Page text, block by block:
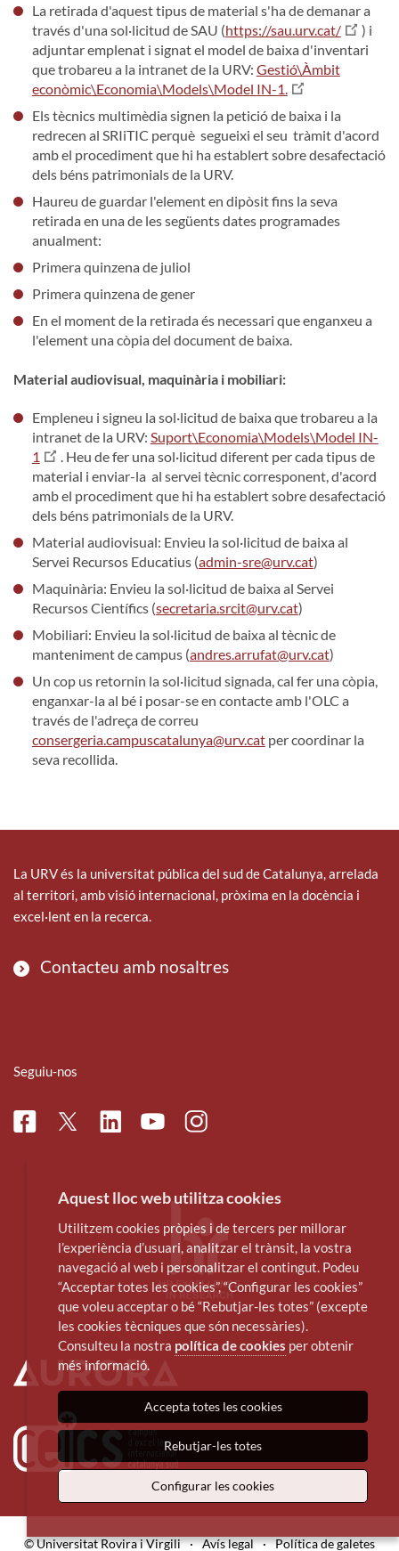
La retirada d'aquest tipus de material s'ha de demanar a
través d'una sol·licitud de SAU (https://sau.urv.cat/
) i
adjuntar emplenat i signat el model de baixa d'inventari
que trobareu a la intranet de la URV: Gestió\Àmbit
econòmic\Economia\Models\Model IN-1.
Els tècnics multimèdia signen la petició de baixa i la
redrecen al SRIiTIC perquè segueixi el seu tràmit d'acord
amb el procediment que hi ha establert sobre desafectació
dels béns patrimonials de la URV.
Haureu de guardar l'element en dipòsit fins la seva
retirada en una de les següents dates programades
anualment:
Primera quinzena de juliol
Primera quinzena de gener
En el moment de la retirada és necessari que enganxeu a
l'element una còpia del document de baixa.
Material audiovisual, maquinària i mobiliari:
Empleneu i signeu la sol·licitud de baixa que trobareu a la
intranet de la URV: Suport\Economia\Models\Model IN-
1
. Heu de fer una sol·licitud diferent per cada tipus de
material i enviar-la al servei tècnic corresponent, d'acord
amb el procediment que hi ha establert sobre desafectació
dels béns patrimonials de la URV.
Material audiovisual: Envieu la sol·licitud de baixa al
Servei Recursos Educatius (admin-sre@urv.cat)
Maquinària: Envieu la sol·licitud de baixa al Servei
Recursos Científics (secretaria.srcit@urv.cat)
Mobiliari: Envieu la sol·licitud de baixa al tècnic de
manteniment de campus (andres.arrufat@urv.cat)
Un cop us retornin la sol·licitud signada, cal fer una còpia,
enganxar-la al bé i posar-se en contacte amb l'OLC a
través de l'adreça de correu
consergeria.campuscatalunya@urv.catper coordinar la
seva recollida.
La URV és la universitat pública del sud de Catalunya, arrelada
al territori, amb visió internacional, pròxima en la docència i
excel·lent en la recerca.
Contacteu amb nosaltres
Seguiu-nos
FacebookTwitterLinkedinYoutubeInstagram
© Universitat Rovira i Virgili · Avís legal · Política de galetes
Aquest lloc web utilitza cookies
Utilitzem cookies pròpies i de tercers per millorar
l’experiència d’usuari, analitzar el trànsit, la vostra
navegació al web i personalitzar el contingut. Podeu
“Acceptar totes les cookies”, “Configurar les cookies”
que voleu acceptar o bé “Rebutjar-les totes” (excepte
les cookies tècniques que són necessàries).
Consulteu la nostra política de cookies per obtenir
més informació.
Accepta totes les cookies
Rebutjar-les totes
Configurar les cookies